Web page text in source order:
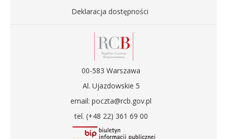
Deklaracja dostępności
00-583 Warszawa
Al. Ujazdowskie 5
email: poczta@rcb.gov.pl
tel. (+48 22) 361 69 00